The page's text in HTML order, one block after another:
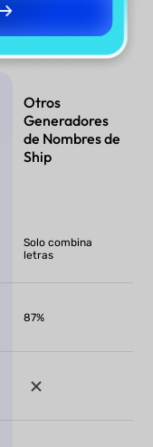
Otros
Generadores
de Nombres de
Ship
Solo combina
letras
87%